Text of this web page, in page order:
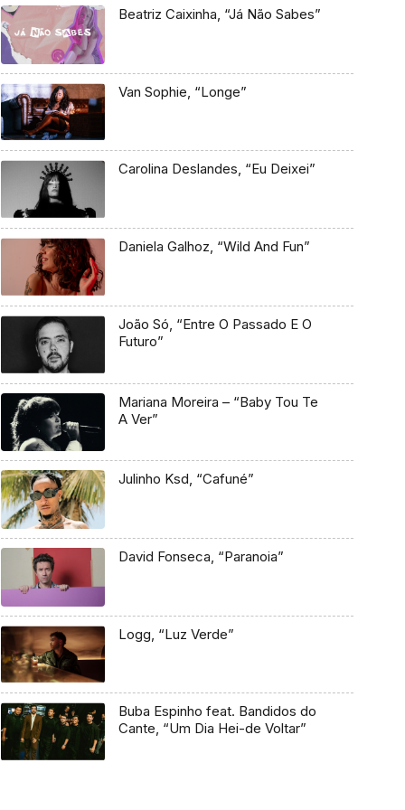
Beatriz Caixinha, “Já Não Sabes”
Van Sophie, “Longe”
Carolina Deslandes, “Eu Deixei”
Daniela Galhoz, “Wild And Fun”
João Só, “Entre O Passado E O
Futuro”
Mariana Moreira – “Baby Tou Te
A Ver”
Julinho Ksd, “Cafuné”
David Fonseca, “Paranoia”
Logg, “Luz Verde”
Buba Espinho feat. Bandidos do
Cante, “Um Dia Hei-de Voltar”